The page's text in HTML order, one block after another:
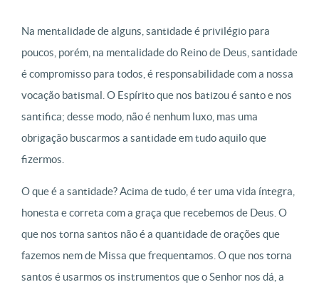
Na mentalidade de alguns, santidade é privilégio para
poucos, porém, na mentalidade do Reino de Deus, santidade
é compromisso para todos, é responsabilidade com a nossa
vocação batismal. O Espírito que nos batizou é santo e nos
santifica; desse modo, não é nenhum luxo, mas uma
obrigação buscarmos a santidade em tudo aquilo que
fizermos.
O que é a santidade? Acima de tudo, é ter uma vida íntegra,
honesta e correta com a graça que recebemos de Deus. O
que nos torna santos não é a quantidade de orações que
fazemos nem de Missa que frequentamos. O que nos torna
santos é usarmos os instrumentos que o Senhor nos dá, a